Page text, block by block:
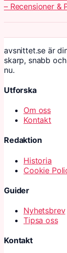
– Recensioner &
avsnittet.se är
skarp, snabb
nu.
Utforska
Om oss
Kontakt
Redaktion
Historia
Cookie
Guider
Nyhetsbrev
Tipsa oss
Kontakt